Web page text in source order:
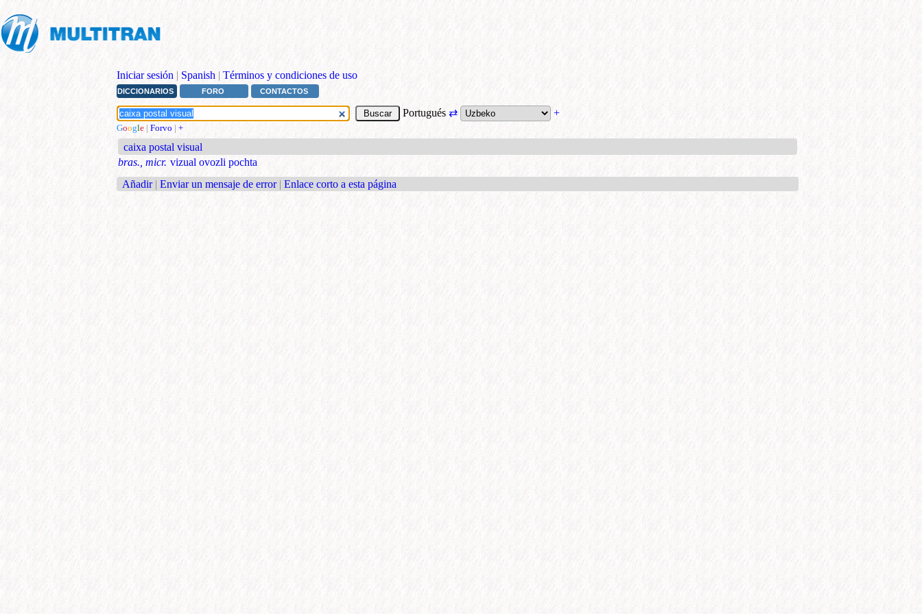
Iniciar sesión | Spanish | Términos y condiciones de uso
DICCIONARIOS FORO CONTACTOS
Portugués ⇄ +
Google | Forvo | +
caixa postal visual
bras., micr. vizual ovozli pochta
Añadir | Enviar un mensaje de error | Enlace corto a esta página